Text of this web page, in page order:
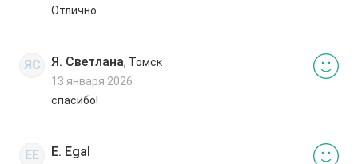
Отлично
ЯС Я. Светлана, Томск
13 января 2026
спасибо!
EE E. Egal